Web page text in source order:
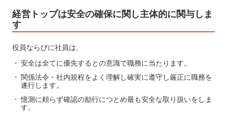
経営トップは安全の確保に関し主体的に関与しま
す
役員ならびに社員は、
安全は全てに優先するとの意識で職務に当たります。
関係法令・社内規程をよく理解し確実に遵守し厳正に職務を
遂行します。
憶測に頼らず確認の励行につとめ最も安全な取り扱いをしま
す。